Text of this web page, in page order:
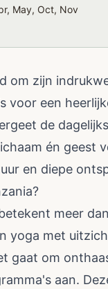
May, Oct, Nov
om zijn
voor een
de
én geest
en diepe
meer
yoga met
gaat om
aan.